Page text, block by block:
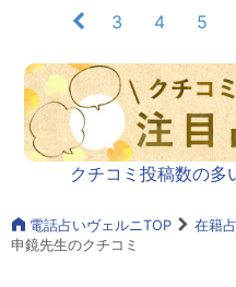
3 4 5
クチコミ投稿数の多
電話占いヴェルニTOP 在籍
申鏡先生のクチコミ